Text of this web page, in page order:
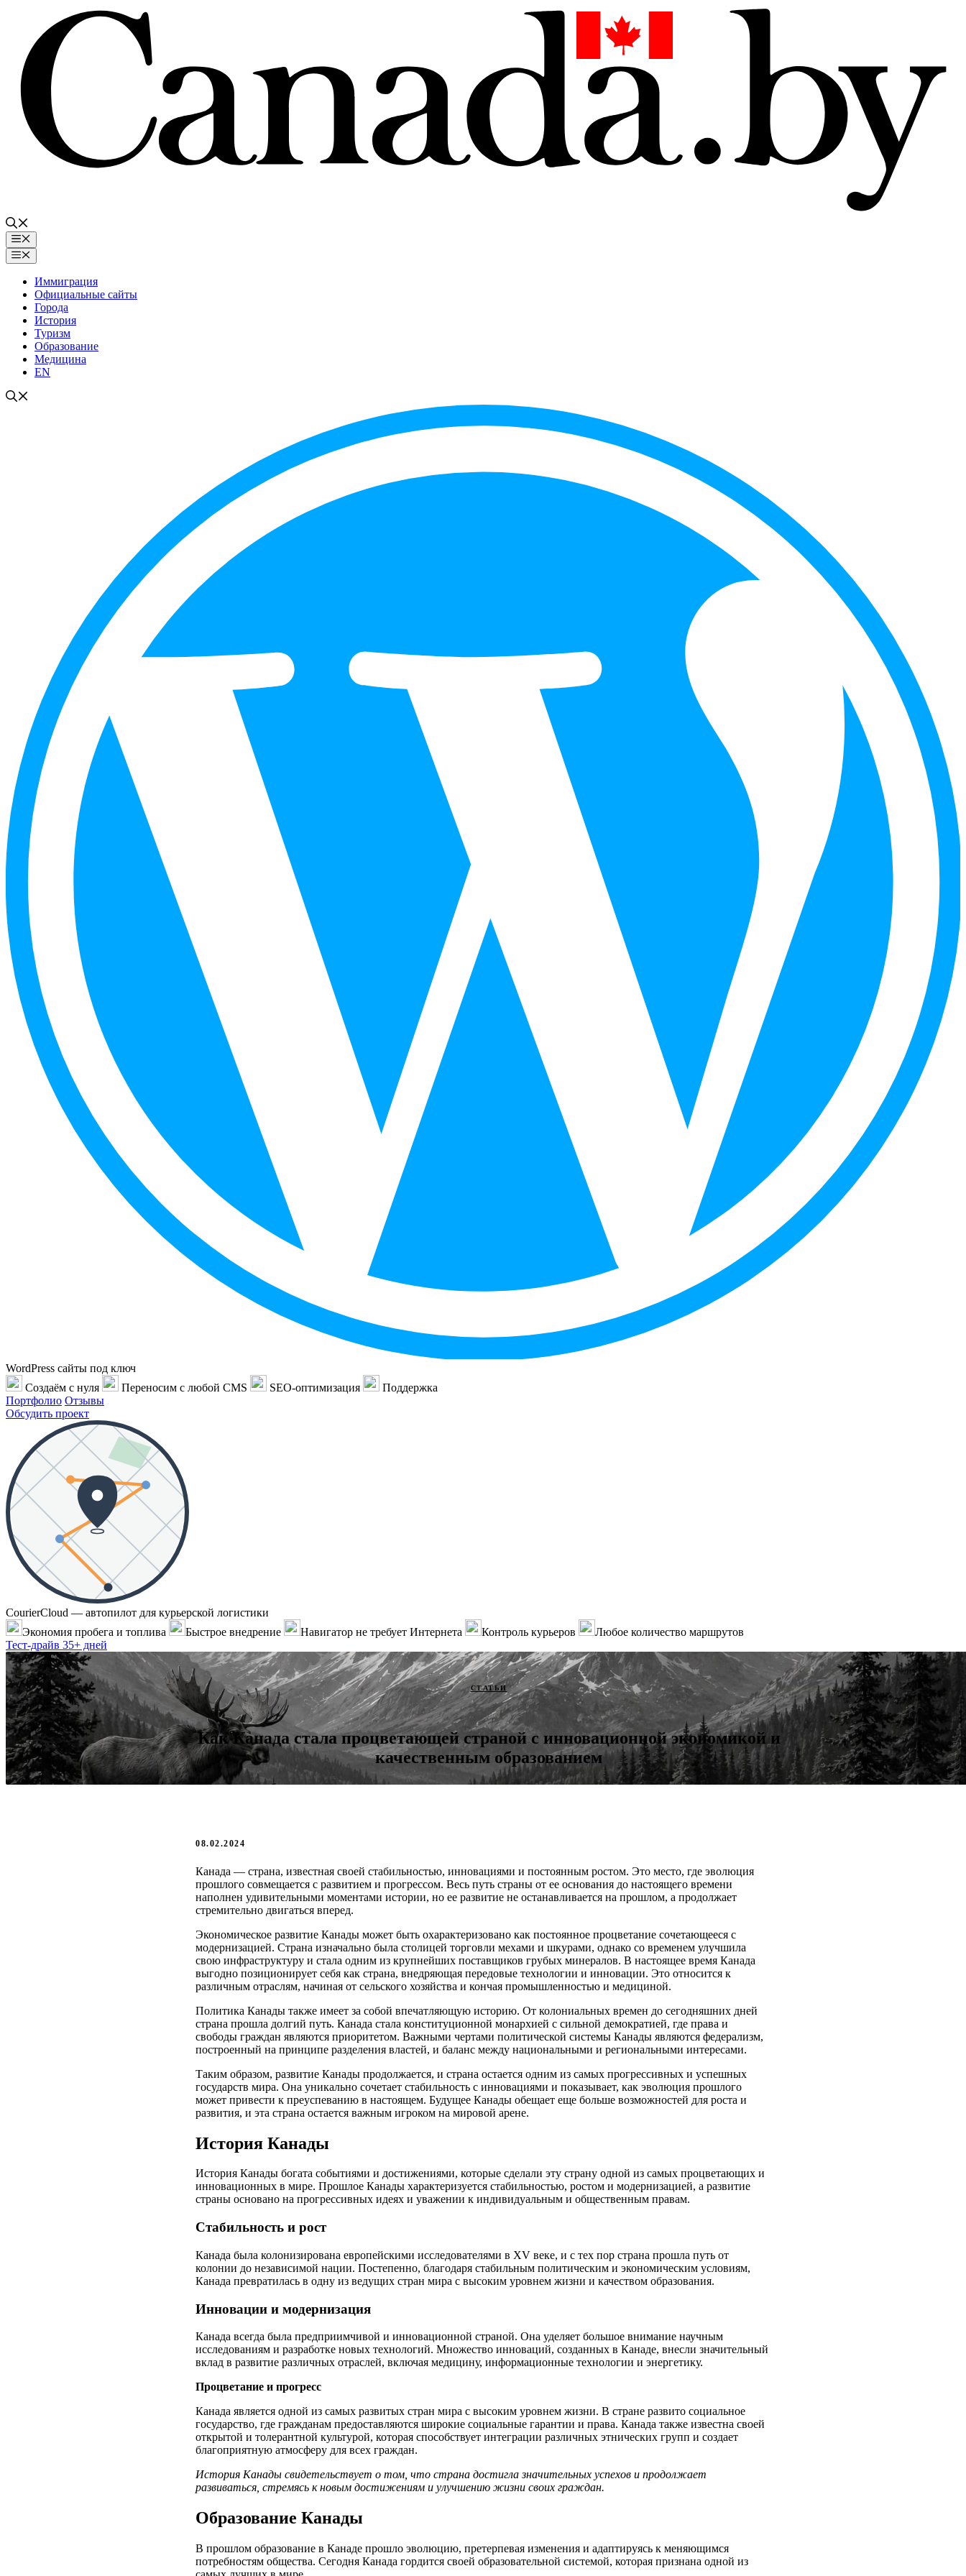
содержимому
Меню
Меню
Иммиграция
Официальные сайты
Города
История
Туризм
Образование
Медицина
EN
WordPress сайты под ключ
Создаём с нуля
Переносим с любой CMS SEO-оптимизация
Поддержка
Портфолио Отзывы
Обсудить проект
CourierCloud — автопилот для курьерской логистики
Экономия пробега и топлива
Быстрое внедрение Навигатор не требует Интернета Контроль курьеров
Любое количество маршрутов
Тест-драйв 35+ дней
СТАТЬИ
Как Канада стала процветающей страной с инновационной экономикой и
качественным образованием
08.02.2024
Канада — страна, известная своей стабильностью, инновациями и постоянным ростом. Это место, где эволюция
прошлого совмещается с развитием и прогрессом. Весь путь страны от ее основания до настоящего времени
наполнен удивительными моментами истории, но ее развитие не останавливается на прошлом, а продолжает
стремительно двигаться вперед.
Экономическое развитие Канады может быть охарактеризовано как постоянное процветание сочетающееся с
модернизацией. Страна изначально была столицей торговли мехами и шкурами, однако со временем улучшила
свою инфраструктуру и стала одним из крупнейших поставщиков грубых минералов. В настоящее время Канада
выгодно позиционирует себя как страна, внедряющая передовые технологии и инновации. Это относится к
различным отраслям, начиная от сельского хозяйства и кончая промышленностью и медициной.
Политика Канады также имеет за собой впечатляющую историю. От колониальных времен до сегодняшних дней
страна прошла долгий путь. Канада стала конституционной монархией с сильной демократией, где права и
свободы граждан являются приоритетом. Важными чертами политической системы Канады являются федерализм,
построенный на принципе разделения властей, и баланс между национальными и региональными интересами.
Таким образом, развитие Канады продолжается, и страна остается одним из самых прогрессивных и успешных
государств мира. Она уникально сочетает стабильность с инновациями и показывает, как эволюция прошлого
может привести к преуспеванию в настоящем. Будущее Канады обещает еще больше возможностей для роста и
развития, и эта страна остается важным игроком на мировой арене.
История Канады
История Канады богата событиями и достижениями, которые сделали эту страну одной из самых процветающих и
инновационных в мире. Прошлое Канады характеризуется стабильностью, ростом и модернизацией, а развитие
страны основано на прогрессивных идеях и уважении к индивидуальным и общественным правам.
Стабильность и рост
Канада была колонизирована европейскими исследователями в XV веке, и с тех пор страна прошла путь от
колонии до независимой нации. Постепенно, благодаря стабильным политическим и экономическим условиям,
Канада превратилась в одну из ведущих стран мира с высоким уровнем жизни и качеством образования.
Инновации и модернизация
Канада всегда была предприимчивой и инновационной страной. Она уделяет большое внимание научным
исследованиям и разработке новых технологий. Множество инноваций, созданных в Канаде, внесли значительный
вклад в развитие различных отраслей, включая медицину, информационные технологии и энергетику.
Процветание и прогресс
Канада является одной из самых развитых стран мира с высоким уровнем жизни. В стране развито социальное
государство, где гражданам предоставляются широкие социальные гарантии и права. Канада также известна своей
открытой и толерантной культурой, которая способствует интеграции различных этнических групп и создает
благоприятную атмосферу для всех граждан.
История Канады свидетельствует о том, что страна достигла значительных успехов и продолжает
развиваться, стремясь к новым достижениям и улучшению жизни своих граждан.
Образование Канады
В прошлом образование в Канаде прошло эволюцию, претерпевая изменения и адаптируясь к меняющимся
потребностям общества. Сегодня Канада гордится своей образовательной системой, которая признана одной из